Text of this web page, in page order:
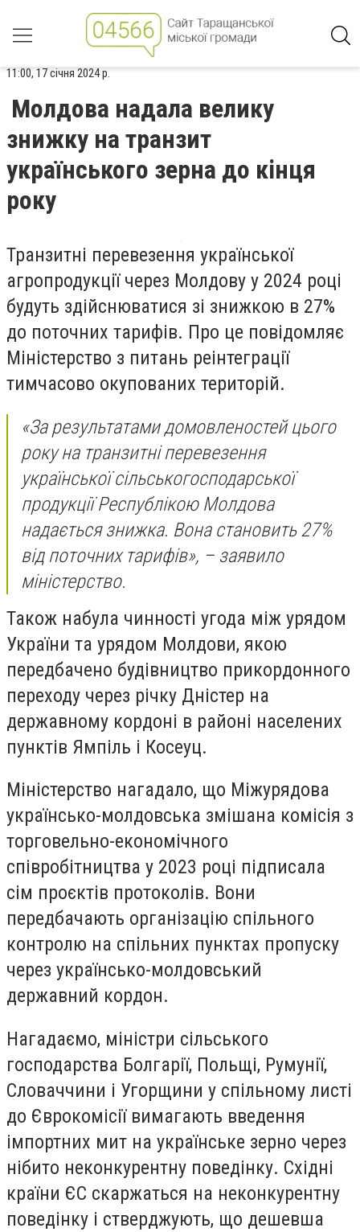
11:00, 17 січня 2024 р.
Молдова надала велику
знижку на транзит
українського зерна до кінця
року
Транзитні перевезення української
агропродукції через Молдову у 2024 році
будуть здійснюватися зі знижкою в 27%
до поточних тарифів. Про це повідомляє
Міністерство з питань реінтеграції
тимчасово окупованих територій.
«За результатами домовленостей цього
року на транзитні перевезення
української сільськогосподарської
продукції Республікою Молдова
надається знижка. Вона становить 27%
від поточних тарифів», – заявило
міністерство.
Також набула чинності угода між урядом
України та урядом Молдови, якою
передбачено будівництво прикордонного
переходу через річку Дністер на
державному кордоні в районі населених
пунктів Ямпіль і Косеуц.
Міністерство нагадало, що Міжурядова
українсько-молдовська змішана комісія з
торговельно-економічного
співробітництва у 2023 році підписала
сім проєктів протоколів. Вони
передбачають організацію спільного
контролю на спільних пунктах пропуску
через українсько-молдовський
державний кордон.
Нагадаємо, міністри сільського
господарства Болгарії, Польщі, Румунії,
Словаччини і Угорщини у спільному листі
до Єврокомісії вимагають введення
імпортних мит на українське зерно через
нібито неконкурентну поведінку. Східні
країни ЄС скаржаться на неконкурентну
поведінку і стверджують, що дешевша